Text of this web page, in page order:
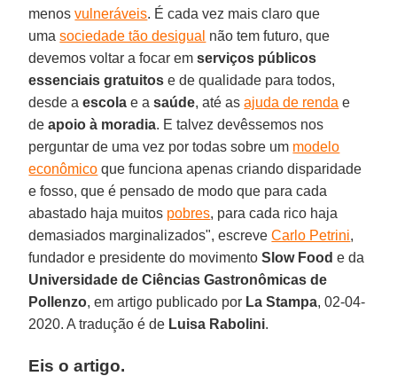
menosvulneráveis. É cada vez mais claro que
umasociedade tão desigual não tem futuro, que
devemos voltar a focar emserviços públicos
essenciais gratuitos e de qualidade para todos,
desde aescola e asaúde, até asajuda de renda e
deapoio à moradia. E talvez devêssemos nos
perguntar de uma vez por todas sobre um modelo
econômico que funciona apenas criando disparidade
e fosso, que é pensado de modo que para cada
abastado haja muitos pobres, para cada rico haja
demasiados marginalizados", escreveCarlo Petrini,
fundador e presidente do movimentoSlow Food e da
Universidade de Ciências Gastronômicas de
Pollenzo, em artigo publicado por La Stampa, 02-04-
2020. A tradução é de Luisa Rabolini.
Eis o artigo.